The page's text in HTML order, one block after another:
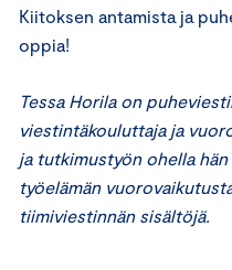
Kiitoksen antamista ja
oppia!
Tessa Horila on
viestintäkouluttaja ja
ja tutkimustyön ohella
työelämän
tiimiviestinnän sisältöjä.